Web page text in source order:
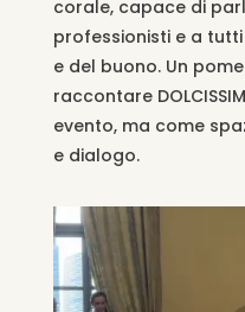
corale, capace di
professionisti e a
e del buono. Un
raccontare
evento, ma come
e dialogo.